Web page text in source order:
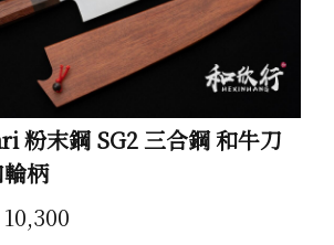
粉末鋼 SG2 三合鋼 和牛刀
柄